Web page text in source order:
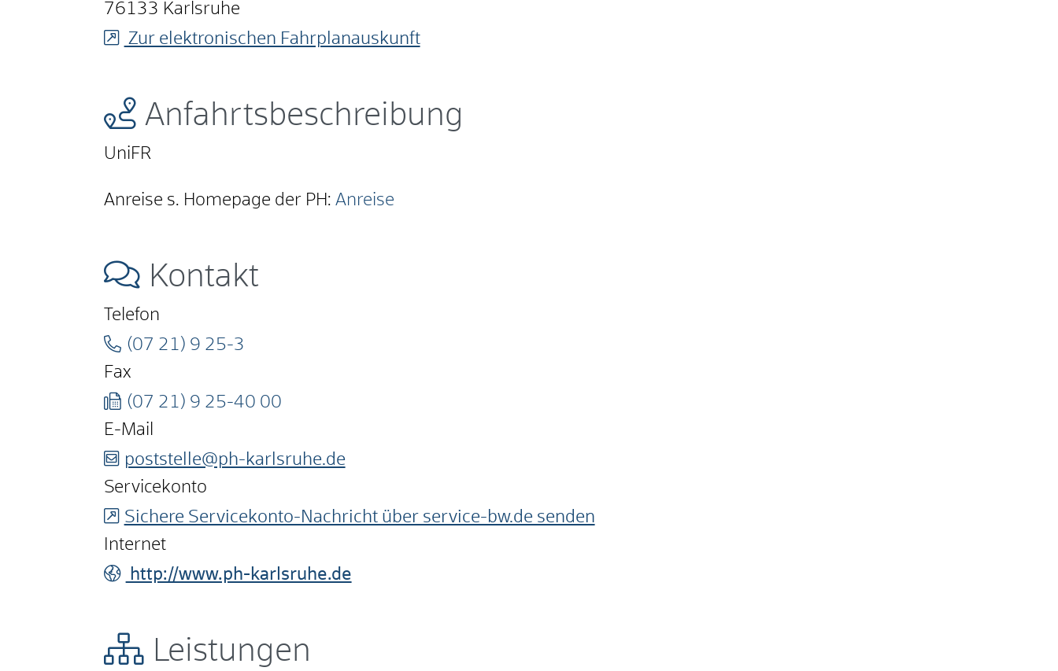
76133 Karlsruhe
Zur elektronischen Fahrplanauskunft
Anfahrtsbeschreibung
UniFR
Anreise s. Homepage der PH: Anreise
Kontakt
Telefon
(07 21) 9 25-3
Fax
(07 21) 9 25-40 00
E-Mail
poststelle@ph-karlsruhe.de
Servicekonto
Sichere Servicekonto-Nachricht über service-bw.de senden
Internet
http://www.ph-karlsruhe.de
Leistungen